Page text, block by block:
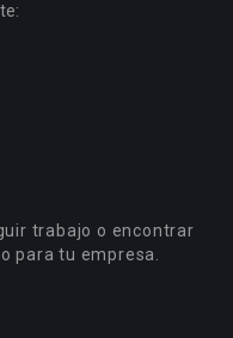
trabajo o encontrar
para tu empresa.